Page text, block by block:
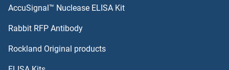
C19orf10 Kits ELISA
AccuSignal™ Nuclease ELISA Kit
Rabbit RFP Antibody
Rockland Original products